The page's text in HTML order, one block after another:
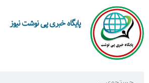
پایگاه خبری پی نوشت نیوز